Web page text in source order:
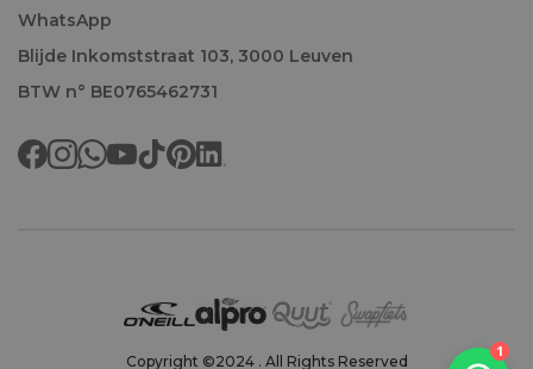
WhatsApp
Blijde Inkomststraat 103, 3000 Leuven
BTW n° BE0765462731
Copyright ©2024 . All Rights Reserved
1
Welkom!